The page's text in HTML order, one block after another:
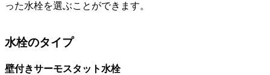
った水栓を選ぶことができます。
水栓のタイプ
壁付きサーモスタット水栓